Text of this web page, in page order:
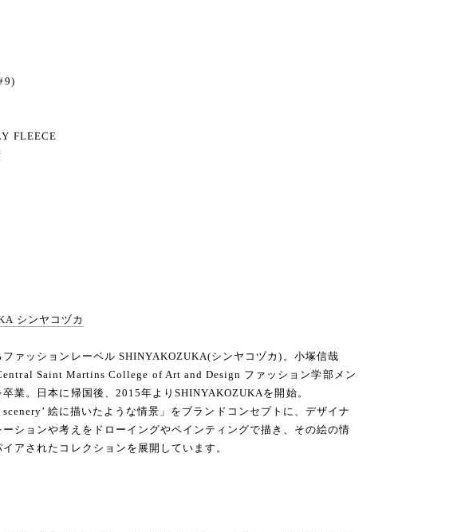
FLEECE
シンヤコヅカ
ファッションレーベル SHINYAKOZUKA(シンヤコヅカ)。小塚信哉
Saint Martins College of Art and Design ファッション学部メン
卒業。日本に帰国後、2015年よりSHINYAKOZUKAを開始。
scenery’ 絵に描いたような情景」をブランドコンセプトに、デザイナ
ーションや考えをドローイングやペインティングで描き、その絵の情
アされたコレクションを展開しています。